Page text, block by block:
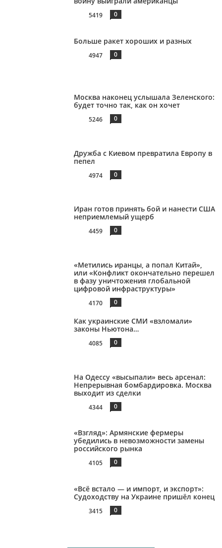
5419 0
Больше ракет хороших и разных
4947 0
Москва наконец услышала Зеленского:
будет точно так, как он хочет
5246 0
Дружба с Киевом превратила Европу в
пепел
4974 0
Иран готов принять бой и нанести США
неприемлемый ущерб
4459 0
«Метились иранцы, а попал Китай»,
или «Конфликт окончательно перешел
в фазу уничтожения глобальной
цифровой инфраструктуры»
4170 0
Как украинские СМИ «взломали»
законы Ньютона…
4085 0
На Одессу «высыпали» весь арсенал:
Непрерывная бомбардировка. Москва
выходит из сделки
4344 0
«Взгляд»: Армянские фермеры
убедились в невозможности замены
российского рынка
4105 0
«Всё встало — и импорт, и экспорт»:
Судоходству на Украине пришёл конец
3415 0